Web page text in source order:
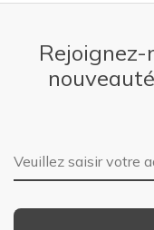
Adresse e-mail